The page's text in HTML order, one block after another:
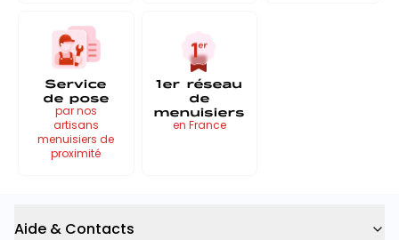
Service
de pose
par nos
artisans
menuisiers de
proximité
1er réseau
de
menuisiers
en France
Aide & Contacts